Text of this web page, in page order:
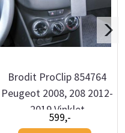
Brodit ProClip 854764
Peugeot 2008, 208 2012-
2019 Vinklet
599,-